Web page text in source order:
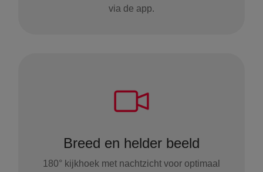
via de app.
Breed en helder beeld
180° kijkhoek met nachtzicht voor optimaal